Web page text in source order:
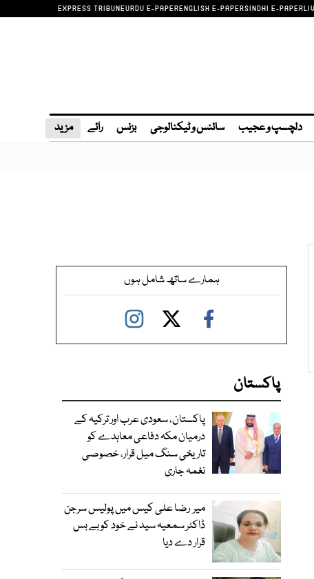
EXPRESS TRIBUNEURDU E-PAPERENGLISH E-PAPERSINDHI E-PAPER
دلچسپ و عجیب سائنس و ٹیکنالوجی بزنس رائے مزید
ہمارے ساتھ شامل ہوں
پاکستان
پاکستان، سعودی عرب اور ترکیہ کے
درمیان مکہ دفاعی معاہدے کو
تاریخی سنگ میل قرار، خصوصی
نغمہ جاری
میر رضا علی کیس میں پولیس سرجن
ڈاکٹر سمعیہ سید نے خود کو بے بس
قرار دے دیا